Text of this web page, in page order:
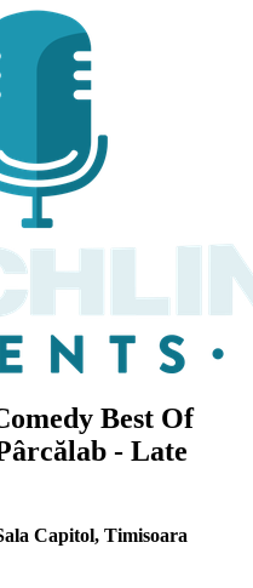
Best Of
- Late
Capitol, Timisoara